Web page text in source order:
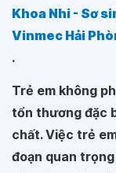
Khoa Nhi - Sơ
Vinmec Hải
.
Trẻ em không
tổn thương đặc
chất. Việc trẻ
đoạn quan